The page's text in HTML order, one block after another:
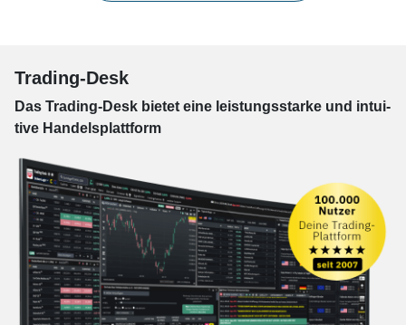
Trading-Desk
Das Trading-Desk bie­tet eine leis­tungs­star­ke und in­tui­
tive Han­dels­platt­form